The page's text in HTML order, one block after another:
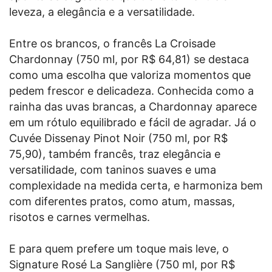
leveza, a elegância e a versatilidade.
Entre os brancos, o francês La Croisade
Chardonnay (750 ml, por R$ 64,81) se destaca
como uma escolha que valoriza momentos que
pedem frescor e delicadeza. Conhecida como a
rainha das uvas brancas, a Chardonnay aparece
em um rótulo equilibrado e fácil de agradar. Já o
Cuvée Dissenay Pinot Noir (750 ml, por R$
75,90), também francês, traz elegância e
versatilidade, com taninos suaves e uma
complexidade na medida certa, e harmoniza bem
com diferentes pratos, como atum, massas,
risotos e carnes vermelhas.
E para quem prefere um toque mais leve, o
Signature Rosé La Sanglière (750 ml, por R$